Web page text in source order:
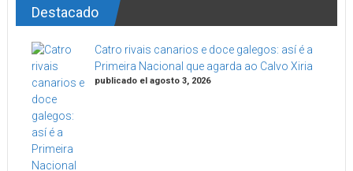
Destacado
Catro rivais canarios e doce galegos: así é a
Primeira Nacional que agarda ao Calvo Xiria
publicado el agosto 3, 2026